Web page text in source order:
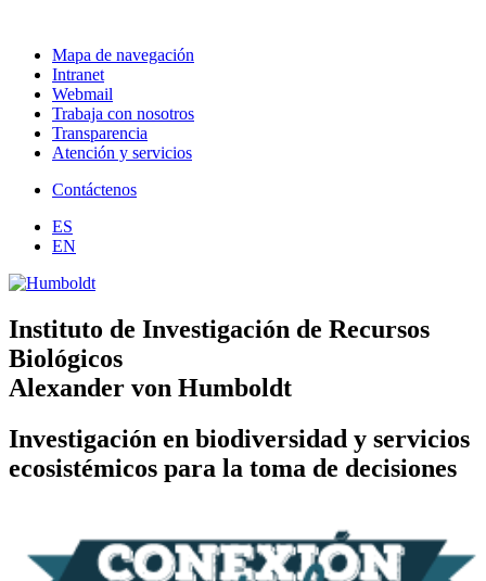
Mapa de navegación
Intranet
Webmail
Trabaja con nosotros
Transparencia
Atención y servicios
Contáctenos
ES
EN
Instituto de Investigación de Recursos
Biológicos
Alexander von Humboldt
Investigación en biodiversidad y servicios
ecosistémicos para la toma de decisiones